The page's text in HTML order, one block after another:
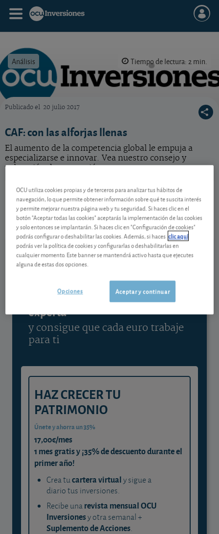
Análisis Tiempo de lectura: 2 min.
Publicado el 20 julio 2017
CAF: con las alforjas llenas
El aumento de la competencia global le empuja a
especializarse e innovar. Vea nuestro consejo y
valoración de esta acción.
CAF
ES0121975009
07/08/2026 Madrid
66,90 EUR
-1,5 EUR (-2,19 %)
Ver detalladamente
Contenido reservado a SOCIOS
Gestiona tu dinero con visión
experta
y consigue que cada euro trabaje
para ti
HAZ CRECER TU
PATRIMONIO
Únete y ahorra un 35%
17,00€/mes
1 mes gratis y ¡35% de descuento durante el
primer año!
Crea tucartera virtualy sigue a
diario tus inversiones.
Recibe unarevista mensual OCU
Inversionesy otra semanal +
Suplemento de Acciones.
OCU utiliza cookies propias y de terceros para analizar tus hábitos de
navegación, lo que permite obtener información sobre qué te suscita interés
y permite mejorar nuestra página web y tu seguridad. Si haces clic en el
botón "Aceptar todas las cookies" aceptarás la implementación de las cookies
y solo entonces se implantarán. Si haces clic en "Configuración de cookies"
podrás configurar o deshabilitar las cookies. Además, si haces clic aquí
podrás ver la política de cookies y configurarlas o deshabilitarlas en
cualquier momento. Este banner se mantendrá activo hasta que ejecutes
alguna de estas dos opciones.
Aceptar y continuar
Opciones